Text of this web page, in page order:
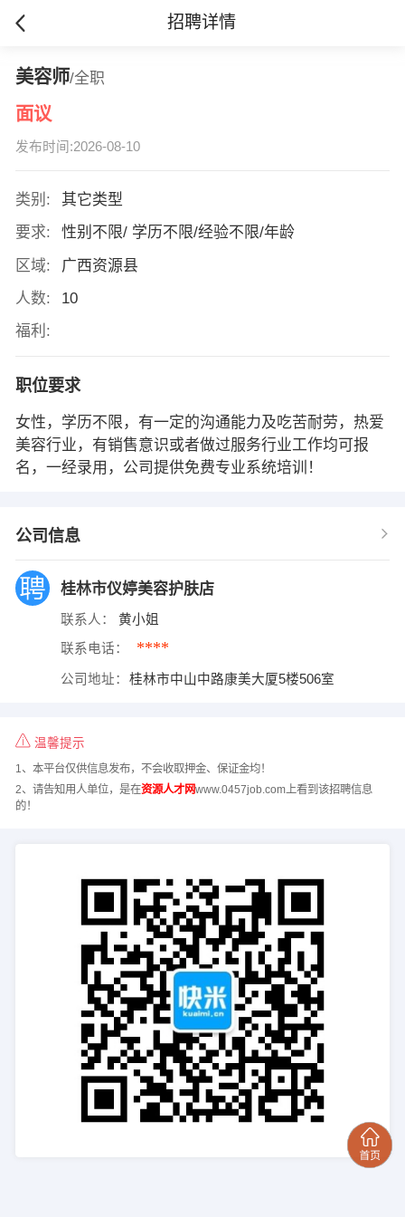
招聘详情
美容师/全职
面议
发布时间:2026-08-10
类别:
其它类型
要求:
性别不限/ 学历不限/经验不限/年龄
区域:
广西资源县
人数:
10
福利:
职位要求
女性，学历不限，有一定的沟通能力及吃苦耐劳，热爱
美容行业，有销售意识或者做过服务行业工作均可报
名，一经录用，公司提供免费专业系统培训！
公司信息
桂林市仪婷美容护肤店
联系人： 黄小姐
联系电话： ****
公司地址： 桂林市中山中路康美大厦5楼506室
温馨提示
1、本平台仅供信息发布，不会收取押金、保证金均！
2、请告知用人单位，是在资源人才网www.0457job.com上看到该招聘信息
的！